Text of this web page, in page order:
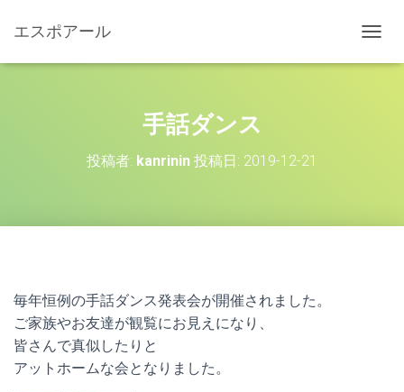
エスポアール
ビ
手話ダンス
投稿者: kanrinin 投稿日: 2019-12-21
毎年恒例の手話ダンス発表会が開催されました。
ご家族やお友達が観覧にお見えになり、
皆さんで真似したりと
アットホームな会となりました。